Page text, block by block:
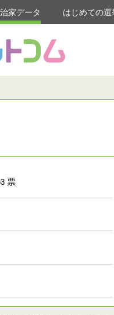
家データ はじめての選
票